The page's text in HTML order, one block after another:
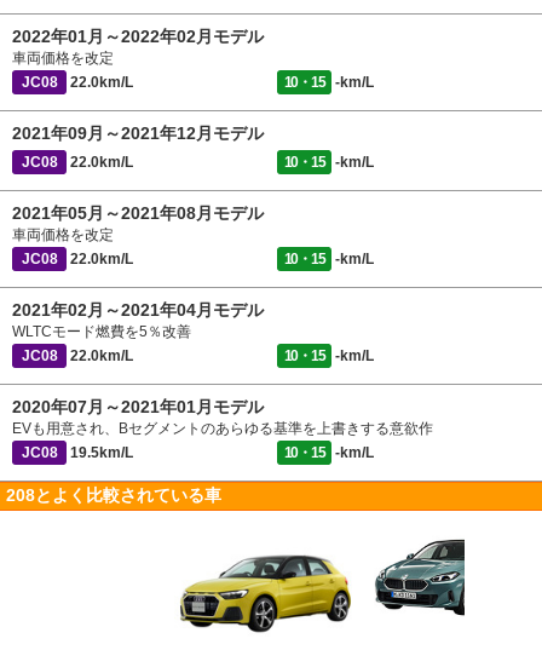
2022年01月～2022年02月モデル
車両価格を改定
JC08
22.0km/L 10・15 -km/L
2021年09月～2021年12月モデル
JC08 22.0km/L 10・15 -km/L
2021年05月～2021年08月モデル
車両価格を改定
JC08
22.0km/L 10・15 -km/L
2021年02月～2021年04月モデル
WLTCモード燃費を5％改善
JC08
22.0km/L 10・15 -km/L
2020年07月～2021年01月モデル
EVも用意され、Bセグメントのあらゆる基準を上書きする意欲作
JC08
19.5km/L 10・15 -km/L
208とよく比較されている車